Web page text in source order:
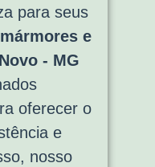
para seus
mármores e
- MG
oferecer o
e
nosso